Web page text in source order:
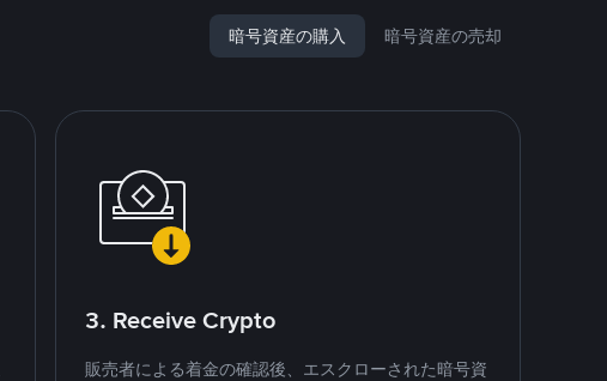
暗号資産の購入 暗号資産の売却
3. Receive Crypto
販売者による着金の確認後、エスクローされた暗号資